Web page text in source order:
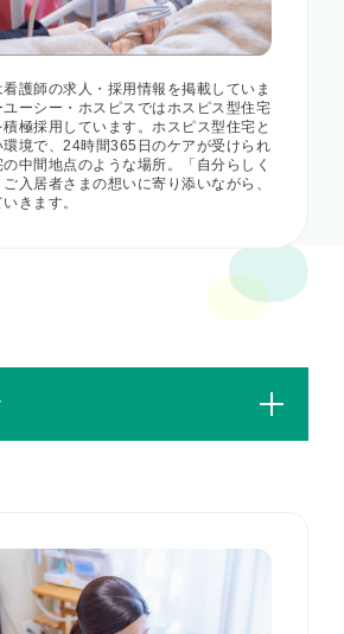
護師の求人・採用情報を掲載していま
ーシー・ホスピスではホスピス型住宅
極採用しています。ホスピス型住宅と
境で、24時間365日のケアが受けられ
中間地点のような場所。「自分らしく
入居者さまの想いに寄り添いながら、
きます。